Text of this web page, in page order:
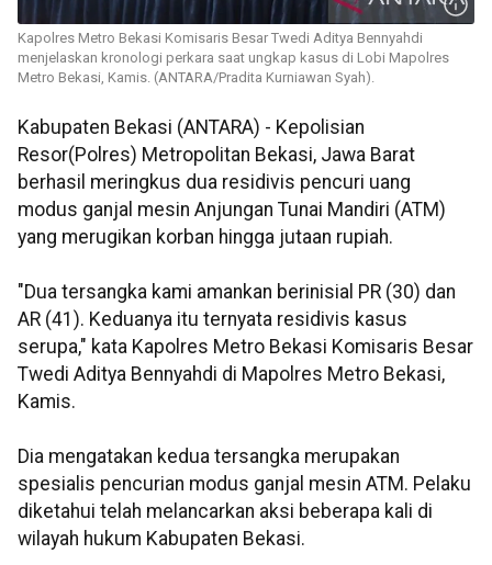
Kapolres Metro Bekasi Komisaris Besar Twedi Aditya Bennyahdi
menjelaskan kronologi perkara saat ungkap kasus di Lobi Mapolres
Metro Bekasi, Kamis. (ANTARA/Pradita Kurniawan Syah).
Kabupaten Bekasi (ANTARA) - Kepolisian
Resor(Polres) Metropolitan Bekasi, Jawa Barat
berhasil meringkus dua residivis pencuri uang
modus ganjal mesin Anjungan Tunai Mandiri (ATM)
yang merugikan korban hingga jutaan rupiah.
"Dua tersangka kami amankan berinisial PR (30) dan
AR (41). Keduanya itu ternyata residivis kasus
serupa," kata Kapolres Metro Bekasi Komisaris Besar
Twedi Aditya Bennyahdi di Mapolres Metro Bekasi,
Kamis.
Dia mengatakan kedua tersangka merupakan
spesialis pencurian modus ganjal mesin ATM. Pelaku
diketahui telah melancarkan aksi beberapa kali di
wilayah hukum Kabupaten Bekasi.